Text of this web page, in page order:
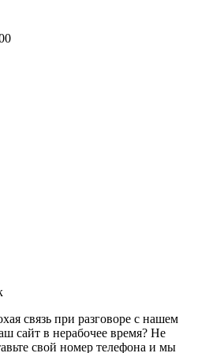
связь при разговоре с нашем
сайт в нерабочее время? Не
свой номер телефона и мы